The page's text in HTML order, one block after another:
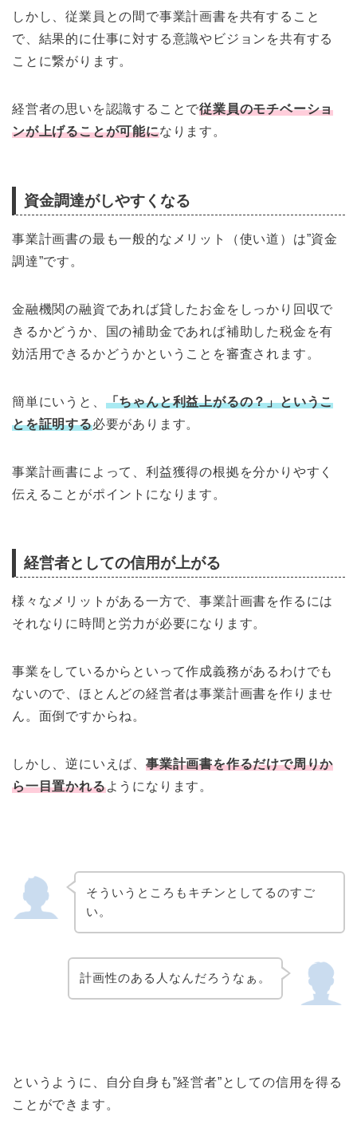
しかし、従業員との間で事業計画書を共有すること
で、結果的に仕事に対する意識やビジョンを共有する
ことに繋がります。
経営者の思いを認識することで従業員のモチベーショ
ンが上げることが可能になります。
資金調達がしやすくなる
事業計画書の最も一般的なメリット（使い道）は”資金
調達”です。
金融機関の融資であれば貸したお金をしっかり回収で
きるかどうか、国の補助金であれば補助した税金を有
効活用できるかどうかということを審査されます。
簡単にいうと、 「ちゃんと利益上がるの？」というこ
とを証明する必要があります。
事業計画書によって、利益獲得の根拠を分かりやすく
伝えることがポイントになります。
経営者としての信用が上がる
様々なメリットがある一方で、事業計画書を作るには
それなりに時間と労力が必要になります。
事業をしているからといって作成義務があるわけでも
ないので、ほとんどの経営者は事業計画書を作りませ
ん。面倒ですからね。
しかし、逆にいえば、 事業計画書を作るだけで周りか
ら一目置かれるようになります。
そういうところもキチンとしてるのすご
い。
計画性のある人なんだろうなぁ。
というように、自分自身も”経営者”としての信用を得る
ことができます。